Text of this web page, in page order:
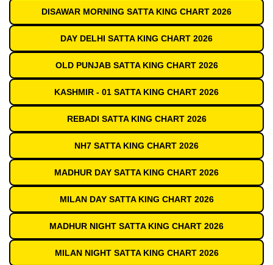
DISAWAR MORNING SATTA KING CHART 2026
DAY DELHI SATTA KING CHART 2026
OLD PUNJAB SATTA KING CHART 2026
KASHMIR - 01 SATTA KING CHART 2026
REBADI SATTA KING CHART 2026
NH7 SATTA KING CHART 2026
MADHUR DAY SATTA KING CHART 2026
MILAN DAY SATTA KING CHART 2026
MADHUR NIGHT SATTA KING CHART 2026
MILAN NIGHT SATTA KING CHART 2026